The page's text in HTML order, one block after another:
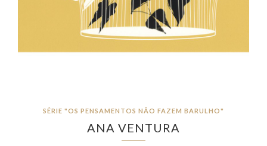
SÉRIE "OS PENSAMENTOS NÃO FAZEM BARULHO"
ANA VENTURA